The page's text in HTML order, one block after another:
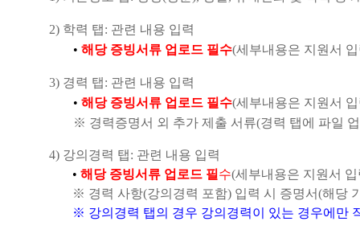
2) 학력 탭: 관련 내용 입력
•해당 증빙서류 업로드 필수(세부내용은 지원서
3) 경력 탭: 관련 내용 입력
•해당 증빙서류 업로드 필수(세부내용은 지원서
※ 경력증명서 외 추가 제출 서류(경력 탭에 파일
4) 강의경력 탭: 관련 내용 입력
•해당 증빙서류 업로드 필 수(세부내용은 지원서
※ 경력 사항(강의경력 포함) 입력 시 증명서(해당
※ 강의경력 탭의 경우 강의경력이 있는 경우에만